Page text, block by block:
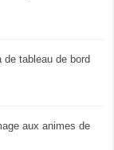
tableau de bord
aux animes de